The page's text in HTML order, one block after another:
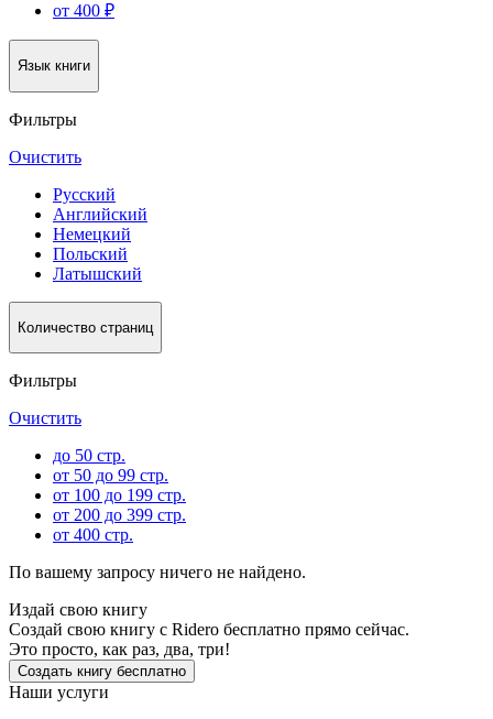
от 400 ₽
Язык книги
Фильтры
Очистить
Русский
Английский
Немецкий
Польский
Латышский
Количество страниц
Фильтры
Очистить
до 50 стр.
от 50 до 99 стр.
от 100 до 199 стр.
от 200 до 399 стр.
от 400 стр.
По вашему запросу ничего не найдено.
Издай свою книгу
Создай свою книгу с Ridero бесплатно прямо сейчас.
Это просто, как раз, два, три!
Создать книгу бесплатно
Наши услуги